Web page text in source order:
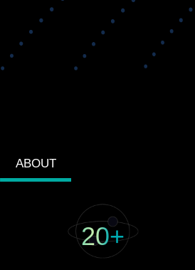
ABOUT
20+